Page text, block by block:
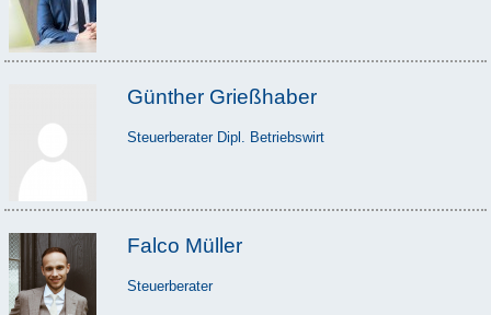
Günther Grießhaber
Steuerberater Dipl. Betriebswirt
Falco Müller
Steuerberater